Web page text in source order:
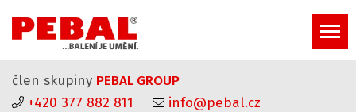
člen skupiny PEBAL GROUP
+420 377 882 811
info@pebal.cz